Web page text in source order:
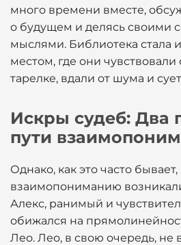
много времени вместе,
о будущем и делясь своими
мыслями. Библиотека стала
местом, где они чувствовали
тарелке, вдали от шума и
Искры судеб: Два
пути
Однако, как это часто бывает,
взаимопониманию
Алекс, ранимый и
обижался на
Лео. Лео, в свою очередь, не